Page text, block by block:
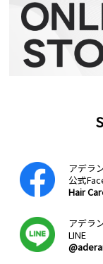
アデラ
公式
Hair
アデラ
LINE